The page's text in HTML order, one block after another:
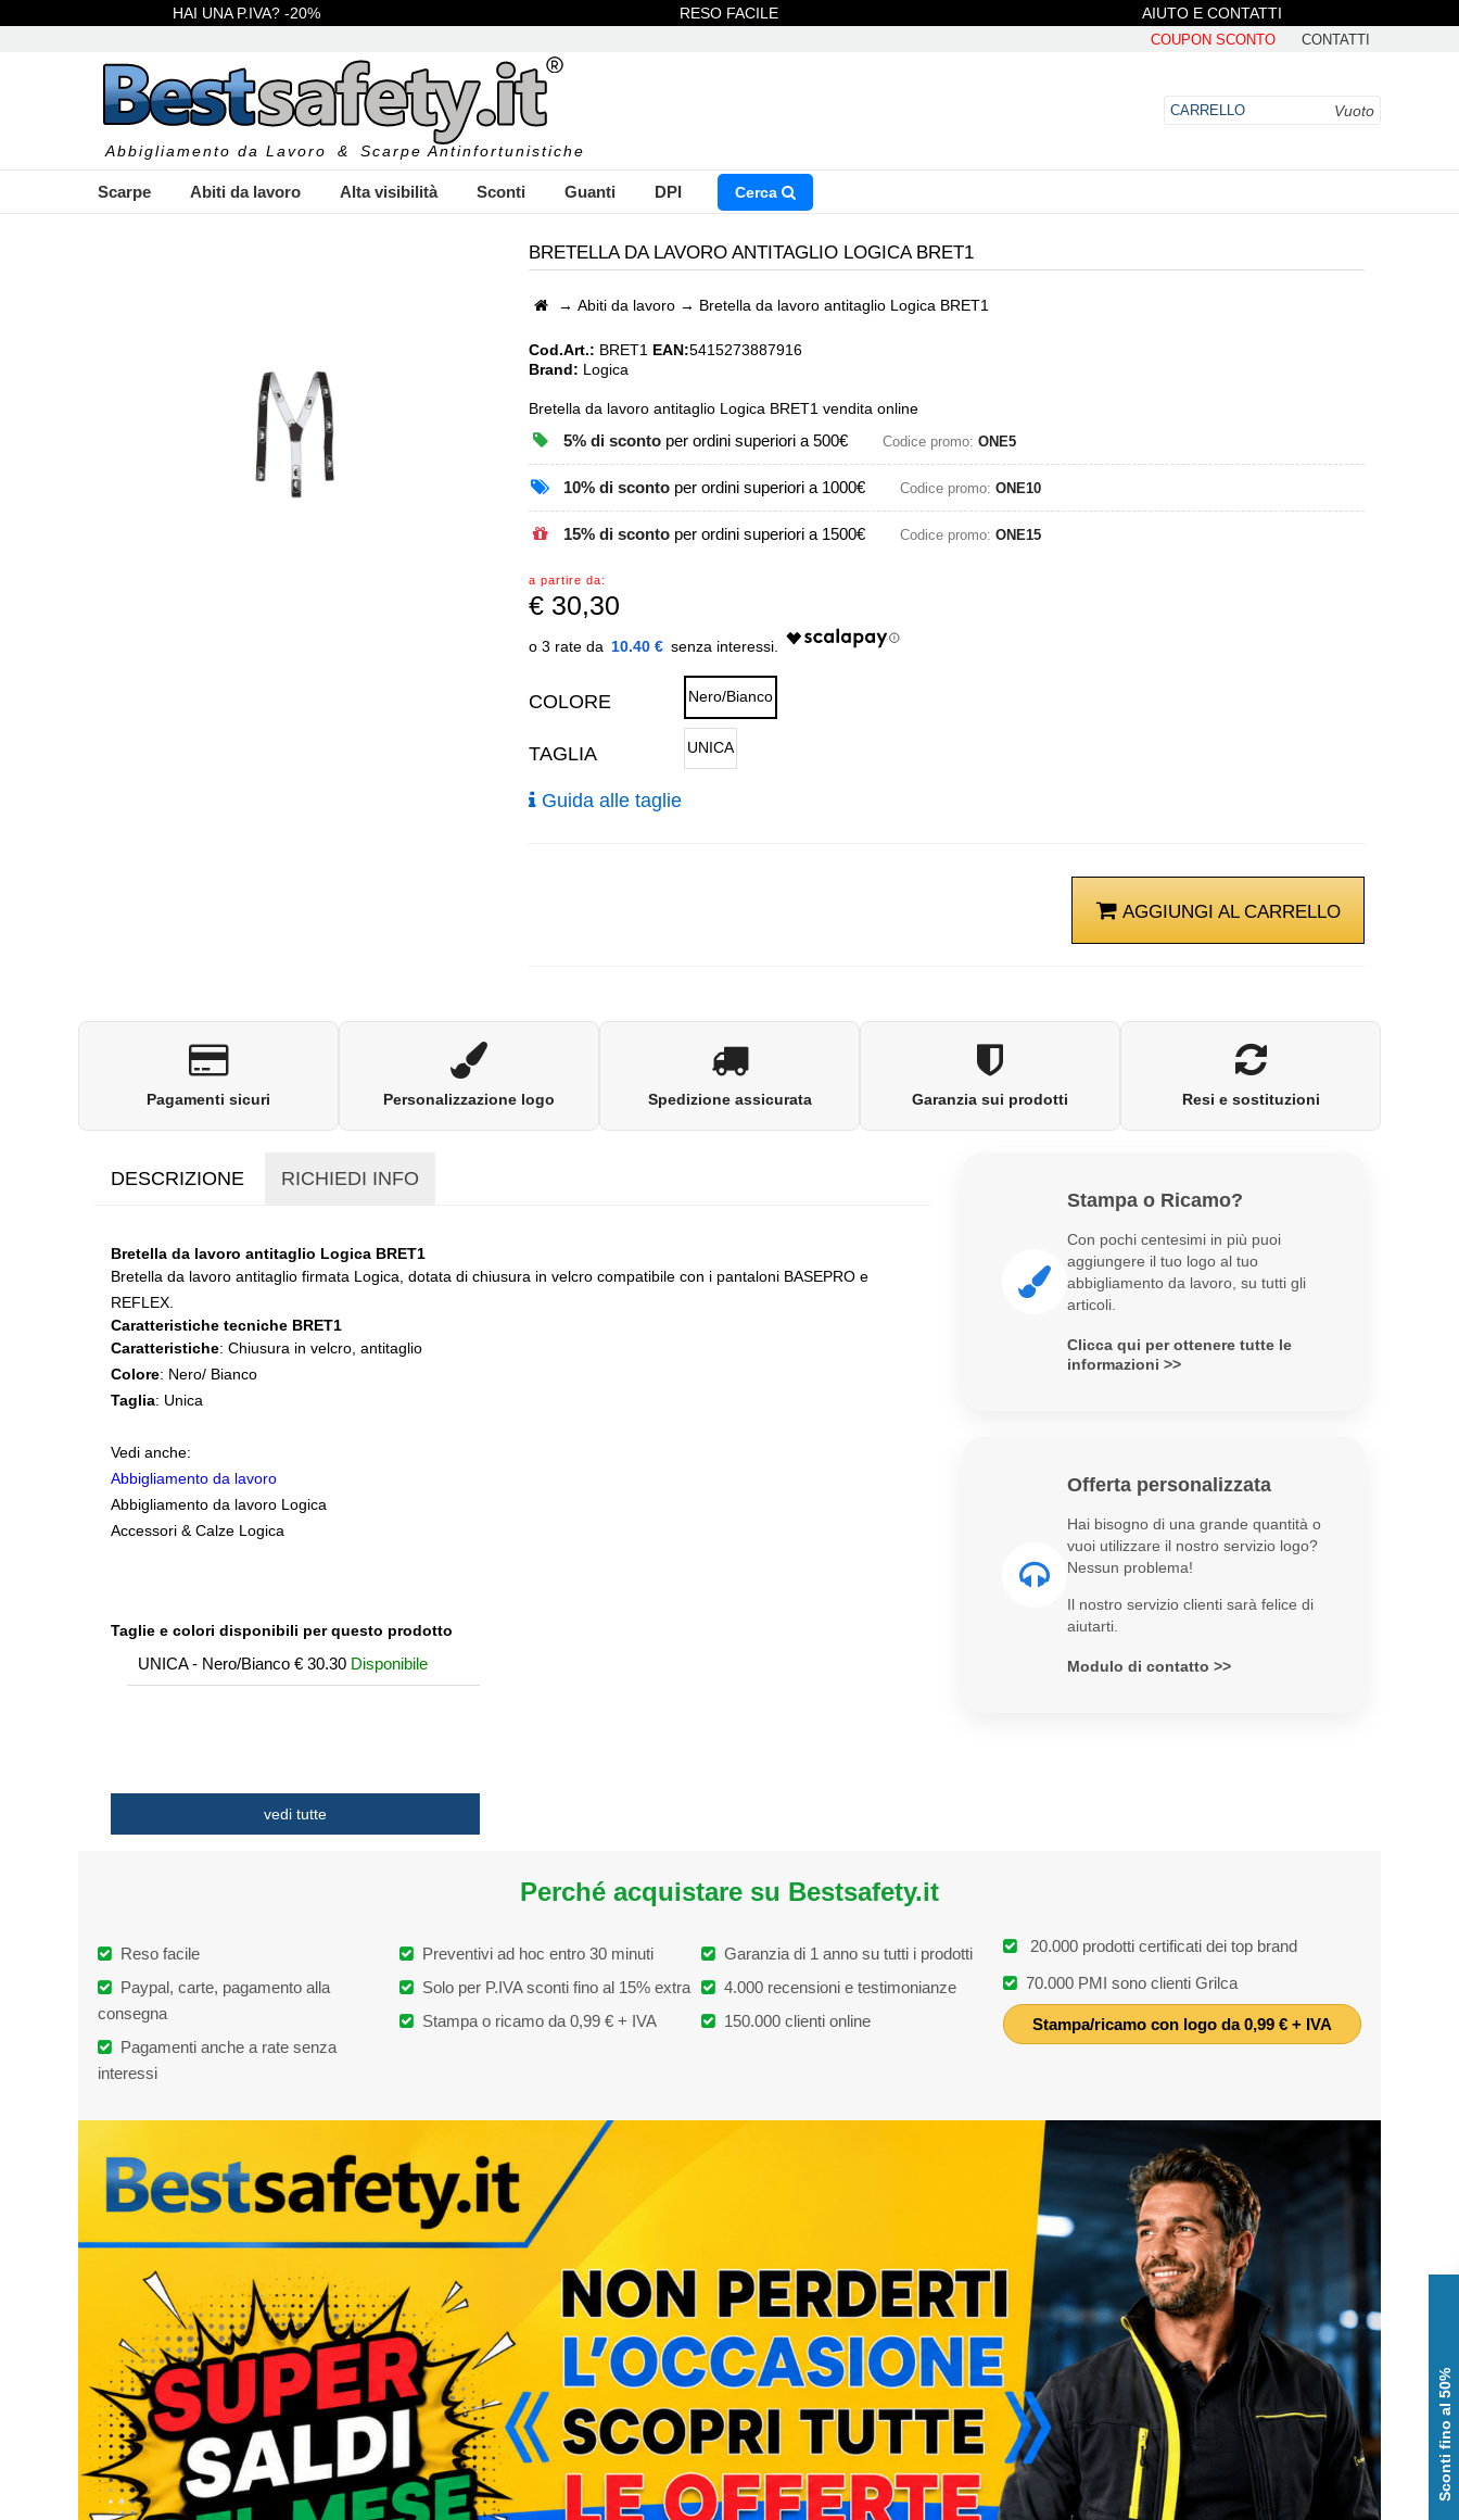
HAI UNA P.IVA? -20% RESO FACILE AIUTO E CONTATTI
COUPON SCONTO CONTATTI
Abbigliamento da Lavoro & Scarpe Antinfortunistiche
CARRELLO Vuoto
Scarpe Abiti da lavoro Alta visibilità Sconti Guanti DPI Cerca
BRETELLA DA LAVORO ANTITAGLIO LOGICA BRET1
→ Abiti da lavoro→ Bretella da lavoro antitaglio Logica BRET1
Cod.Art.: BRET1 EAN:5415273887916
Brand: Logica
Bretella da lavoro antitaglio Logica BRET1 vendita online
5% di scontoper ordini superiori a 500€ Codice promo: ONE5
10% di scontoper ordini superiori a 1000€ Codice promo: ONE10
15% di scontoper ordini superiori a 1500€ Codice promo: ONE15
a partire da:
€ 30,30
10.40 €
COLORE Nero/Bianco
TAGLIA UNICA
Guida alle taglie
AGGIUNGI AL CARRELLO
Pagamenti sicuri Personalizzazione logo Spedizione assicurata Garanzia sui prodotti Resi e sostituzioni
DESCRIZIONE RICHIEDI INFO
Bretella da lavoro antitaglio Logica BRET1
Bretella da lavoro antitaglio firmata Logica, dotata di chiusura in velcro compatibile con i pantaloni BASEPRO e
REFLEX.
Caratteristiche tecniche BRET1
Caratteristiche: Chiusura in velcro, antitaglio
Colore: Nero/ Bianco
Taglia: Unica
Vedi anche:
Abbigliamento da lavoro
Abbigliamento da lavoro Logica
Accessori & Calze Logica
Taglie e colori disponibili per questo prodotto
UNICA - Nero/Bianco € 30.30 Disponibile
vedi tutte
Stampa o Ricamo?
Con pochi centesimi in più puoi
aggiungere il tuo logo al tuo
abbigliamento da lavoro, su tutti gli
articoli.
Clicca qui per ottenere tutte le
informazioni >>
Offerta personalizzata
Hai bisogno di una grande quantità o
vuoi utilizzare il nostro servizio logo?
Nessun problema!
Il nostro servizio clienti sarà felice di
aiutarti.
Modulo di contatto >>
Perché acquistare su Bestsafety.it
Reso facile
Paypal, carte, pagamento alla
consegna
Pagamenti anche a rate senza
interessi
Preventivi ad hoc entro 30 minuti
Solo per P.IVA sconti fino al 15% extra
Stampa o ricamo da 0,99 € + IVA
Garanzia di 1 anno su tutti i prodotti
4.000 recensioni e testimonianze
150.000 clienti online
20.000 prodotti certificati dei top brand
70.000 PMI sono clienti Grilca
Stampa/ricamo con logo da 0,99 € + IVA
Sconti fino al 50%